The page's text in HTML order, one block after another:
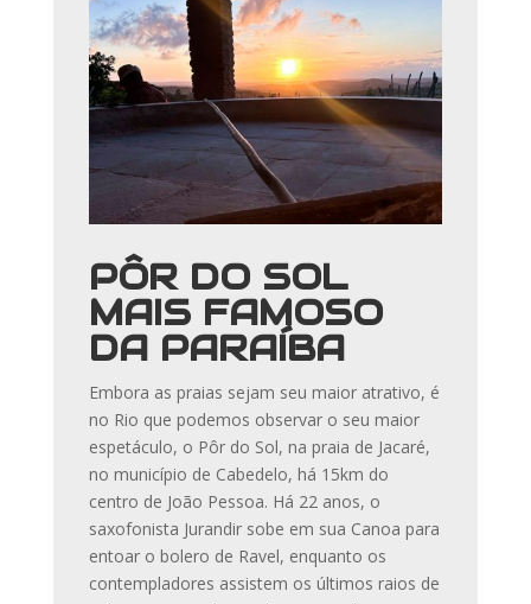
PÔR DO SOL
MAIS FAMOSO
DA PARAÍBA
Embora as praias sejam seu maior atrativo, é
no Rio que podemos observar o seu maior
espetáculo, o Pôr do Sol, na praia de Jacaré,
no município de Cabedelo, há 15km do
centro de João Pessoa. Há 22 anos, o
saxofonista Jurandir sobe em sua Canoa para
entoar o bolero de Ravel, enquanto os
contempladores assistem os últimos raios de